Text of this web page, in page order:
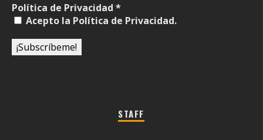
Política de Privacidad *
Acepto la Política de Privacidad.
STAFF